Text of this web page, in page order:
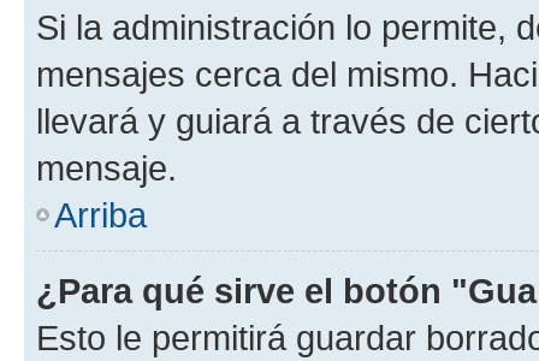
Si la administración lo permite,
mensajes cerca del mismo.
llevará y guiará a través de
mensaje.
Arriba
¿Para qué sirve el botón
Esto le permitirá guardar